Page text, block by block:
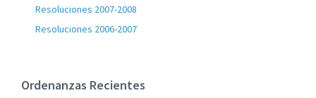
Resoluciones 2007-2008
Resoluciones 2006-2007
Ordenanzas Recientes